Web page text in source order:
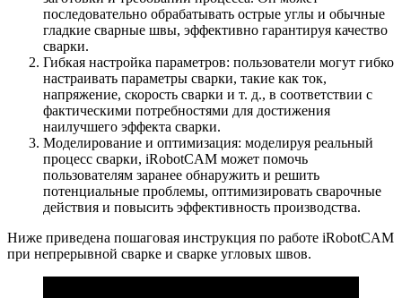
последовательно обрабатывать острые углы и обычные
гладкие сварные швы, эффективно гарантируя качество
сварки.
Гибкая настройка параметров: пользователи могут гибко
настраивать параметры сварки, такие как ток,
напряжение, скорость сварки и т. д., в соответствии с
фактическими потребностями для достижения
наилучшего эффекта сварки.
Моделирование и оптимизация: моделируя реальный
процесс сварки, iRobotCAM может помочь
пользователям заранее обнаружить и решить
потенциальные проблемы, оптимизировать сварочные
действия и повысить эффективность производства.
Ниже приведена пошаговая инструкция по работе iRobotCAM
при непрерывной сварке и сварке угловых швов.